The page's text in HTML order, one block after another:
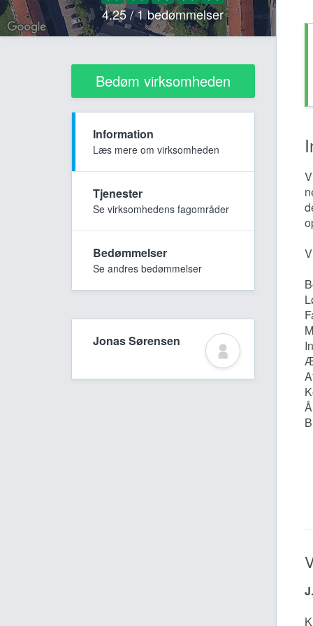
4.25 / 1 bedømmelser
Bedøm virksomheden
Information
Læs mere om virksomheden
Tjenester
Se virksomhedens fagområder
Bedømmelser
Se andres bedømmelser
Jonas Sørensen